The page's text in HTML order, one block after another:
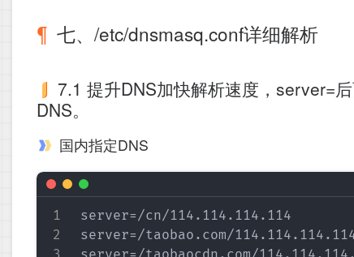
七、/etc/dnsmasq.conf详细解析
7.1 提升DNS加快解析速度，server=
DNS。
国内指定DNS
server=/cn/114.114.114.114
server=/taobao.com/